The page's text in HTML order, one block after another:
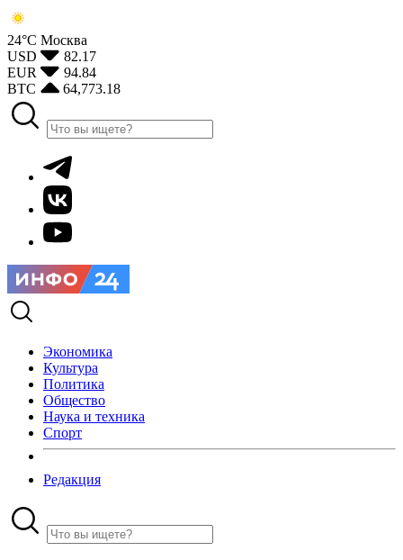
24°С Москва
USD
82.17
EUR
94.84
BTC
64,773.18
Экономика
Культура
Политика
Общество
Наука и техника
Спорт
Редакция